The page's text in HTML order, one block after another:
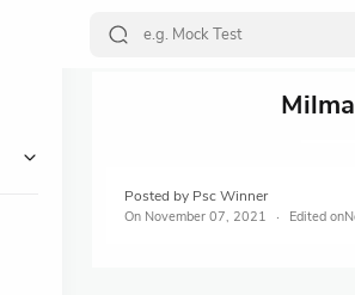
Posted by Psc Winner
On November 07, 2021